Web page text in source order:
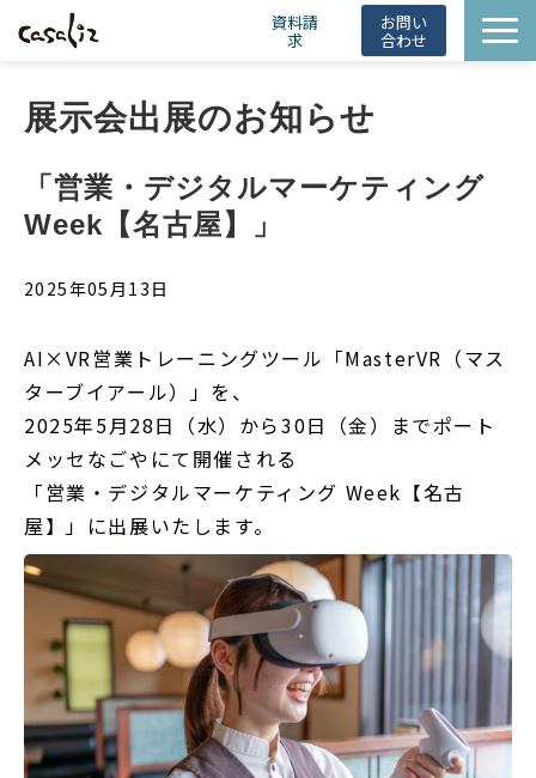
資料請
求
お問い
合わせ
導入事例
展示会出展のお知らせ
「営業・デジタルマーケティング
Week【名古屋】」
2025年05月13日
AI×VR営業トレーニングツール「MasterVR（マス
ターブイアール）」を、
2025年5月28日（水）から30日（金）までポート
メッセなごやにて開催される
「営業・デジタルマーケティング Week【名古
屋】」に出展いたします。